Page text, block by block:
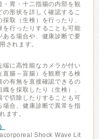
胃・十二指腸の内部を観
形状を詳しく確認するこ
取（生検）を行ったり、
行ったりすることも可能
る場合や、健康診断で要
されます。
に高性能なカメラが付い
腸～盲腸）を観察する検
有無を直接確認できるの
を採取したり（生検）、
切除したりすることも可
合、健康診断で異常を指
ます。
Shock Wave Lit